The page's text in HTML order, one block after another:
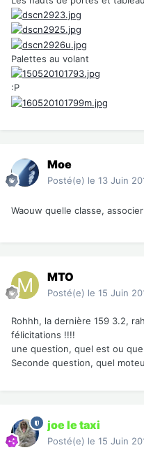
Palettes au volant
:P
Moe
Posté(e) le 13 Juin
Waouw quelle classe,
MTO
Posté(e) le 15 Juin
Rohhh, la dernière 159 3.2,
félicitations !!!!
une question, quel est ou
Seconde question, quel
joe le taxi
Posté(e) le 15 Juin